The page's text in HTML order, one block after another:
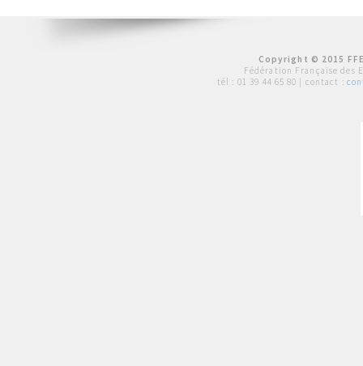
Copyright © 2015
Fédération Française des
tél : 01 39 44 65 80 | contact :